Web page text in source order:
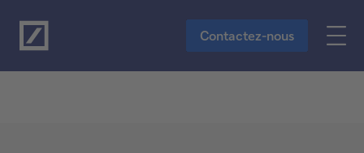
Vers le contenu principal
Contactez-nous